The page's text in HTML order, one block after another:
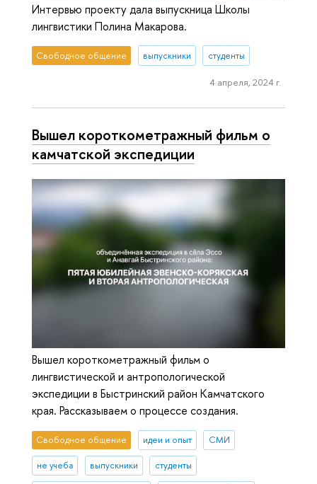
Интервью проекту дала выпускница Школы
лингвистики Полина Макарова.
Свободное общение выпускники студенты
4 апреля, 2024 г.
Вышел короткометражный фильм о
камчатской экспедиции
Вышел короткометражный фильм о
лингвистической и антропологической
экспедиции в Быстринский район Камчатского
края. Рассказываем о процессе создания.
Свободное общение идеи и опыт СМИ
не учеба выпускники студенты